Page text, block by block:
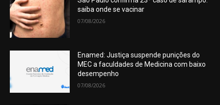
saiba onde se vacinar
07/08/2026
Enamed: Justiça suspende punições do
MEC a faculdades de Medicina com baixo
desempenho
07/08/2026